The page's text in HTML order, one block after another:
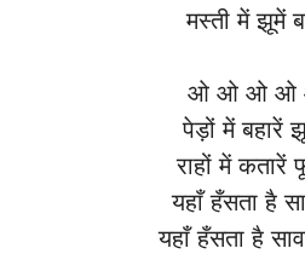
मस्ती में झूमें
ओ ओ ओ ओ
पेड़ों में बहारें
राहों में कतारें
यहाँ हँसता है
यहाँ हँसता है